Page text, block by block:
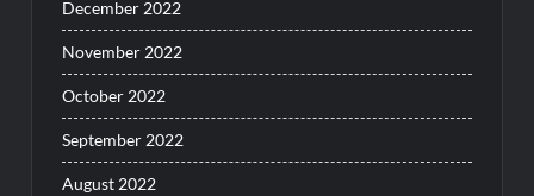
December 2022
November 2022
October 2022
September 2022
August 2022